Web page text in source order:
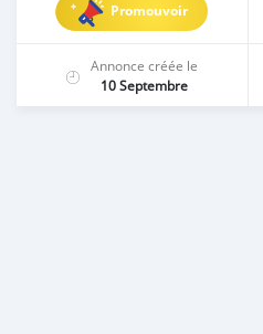
Promouvoir
Annonce créée le
10 Septembre